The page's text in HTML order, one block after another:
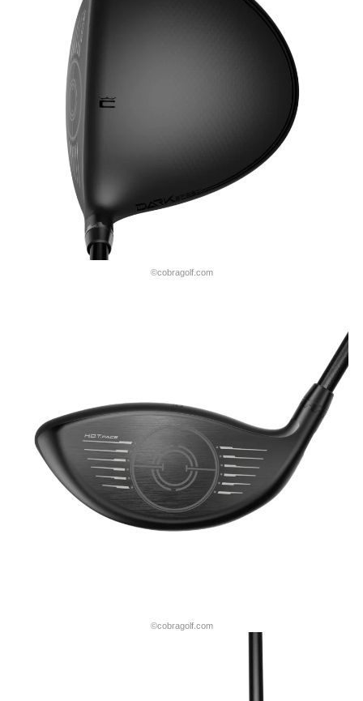
©cobragolf.com
©cobragolf.com